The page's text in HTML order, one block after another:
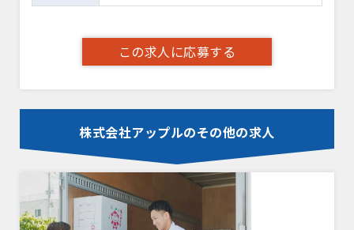
この求人に応募する
株式会社アップルのその他の求人